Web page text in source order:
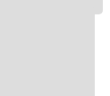
কার জব্দ,
সাময়িকভাবে